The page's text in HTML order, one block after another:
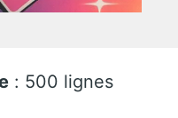
: 500 lignes